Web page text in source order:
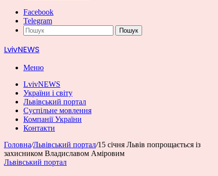
Facebook
Telegram
Пошук
LvivNEWS
Меню
LvivNEWS
України і світу
Львівський портал
Суспільне мовлення
Компанії України
Контакти
Головна/Львівський портал/15 січня Львів попрощається із
захисником Владиславом Аміровим
Львівський портал